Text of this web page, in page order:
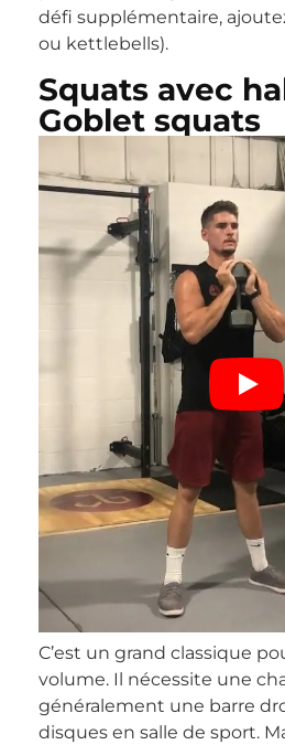
défi supplémentaire,
ou kettlebells).
Squats avec
Goblet squats
C’est un grand classique
volume. Il nécessite une
généralement une barre
disques en salle de sport.